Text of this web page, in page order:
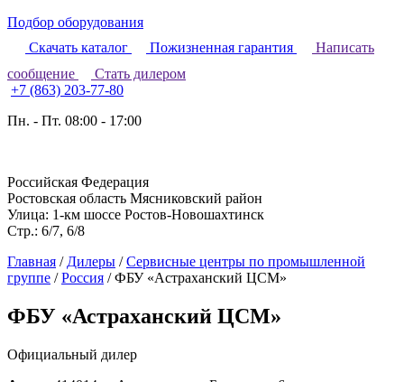
Подбор оборудования
Скачать каталог
Пожизненная гарантия
Написать
сообщение
Стать дилером
+7 (863) 203-77-80
Пн. - Пт. 08:00 - 17:00
Российская Федерация
Ростовская область Мясниковский район
Улица: 1-км шоссе Ростов-Новошахтинск
Стр.: 6/7, 6/8
Главная / Дилеры /Сервисные центры по промышленной
группе /Россия /ФБУ «Астраханский ЦСМ»
ФБУ «Астраханский ЦСМ»
Официальный дилер